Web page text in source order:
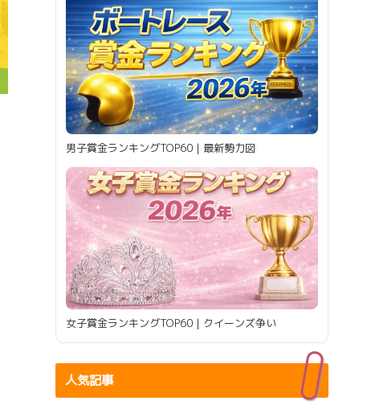
男子賞金ランキングTOP60｜最新勢力図
女子賞金ランキングTOP60｜クイーンズ争い
人気記事